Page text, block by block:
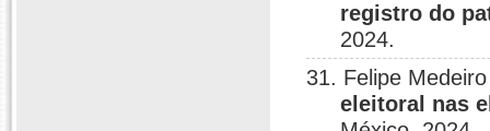
registro do
2024.
31. Felipe
eleitoral nas